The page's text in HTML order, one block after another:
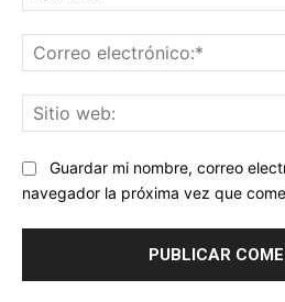
Guardar mi nombre, correo
navegador la próxima vez que